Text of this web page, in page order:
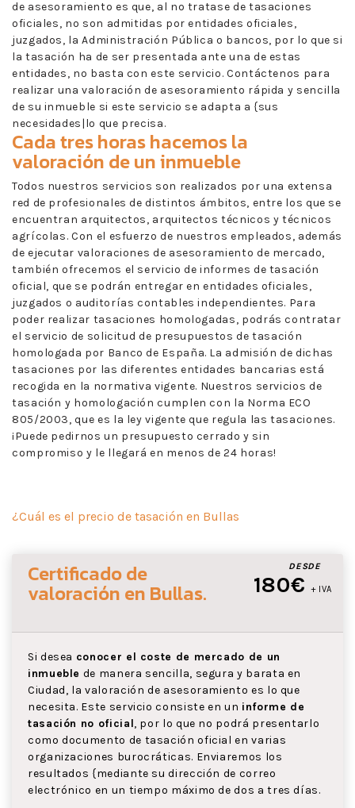
de asesoramiento es que, al no tratase de tasaciones
oficiales, no son admitidas por entidades oficiales,
juzgados, la Administración Pública o bancos, por lo que si
la tasación ha de ser presentada ante una de estas
entidades, no basta con este servicio. Contáctenos para
realizar una valoración de asesoramiento rápida y sencilla
de su inmueble si este servicio se adapta a {sus
necesidades|lo que precisa.
Cada tres horas hacemos la
valoración de un inmueble
Todos nuestros servicios son realizados por una extensa
red de profesionales de distintos ámbitos, entre los que se
encuentran arquitectos, arquitectos técnicos y técnicos
agrícolas. Con el esfuerzo de nuestros empleados, además
de ejecutar valoraciones de asesoramiento de mercado,
también ofrecemos el servicio de informes de tasación
oficial, que se podrán entregar en entidades oficiales,
juzgados o auditorías contables independientes. Para
poder realizar tasaciones homologadas, podrás contratar
el servicio de solicitud de presupuestos de tasación
homologada por Banco de España. La admisión de dichas
tasaciones por las diferentes entidades bancarias está
recogida en la normativa vigente. Nuestros servicios de
tasación y homologación cumplen con la Norma ECO
805/2003, que es la ley vigente que regula las tasaciones.
¡Puede pedirnos un presupuesto cerrado y sin
compromiso y le llegará en menos de 24 horas!
¿Cuál es el precio de tasación en Bullas
DESDE
180€ + IVA
Certificado de
valoración en Bullas.
Si desea conocer el coste de mercado de un
inmueble de manera sencilla, segura y barata en
Ciudad, la valoración de asesoramiento es lo que
necesita. Este servicio consiste en un informe de
tasación no oficial, por lo que no podrá presentarlo
como documento de tasación oficial en varias
organizaciones burocráticas. Enviaremos los
resultados {mediante su dirección de correo
electrónico en un tiempo máximo de dos a tres días.